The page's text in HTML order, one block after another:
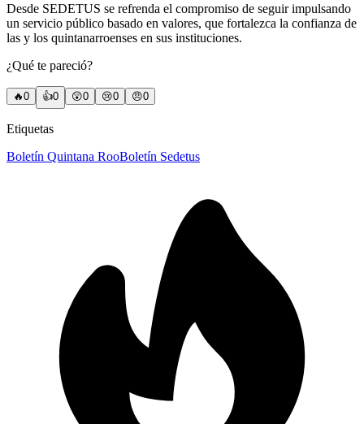
Desde SEDETUS se refrenda el compromiso de seguir impulsando
un servicio público basado en valores, que fortalezca la confianza de
las y los quintanarroenses en sus instituciones.
¿Qué te pareció?
🔥0 👍0 😲0 😢0 😠0
Etiquetas
Boletín Quintana RooBoletín Sedetus